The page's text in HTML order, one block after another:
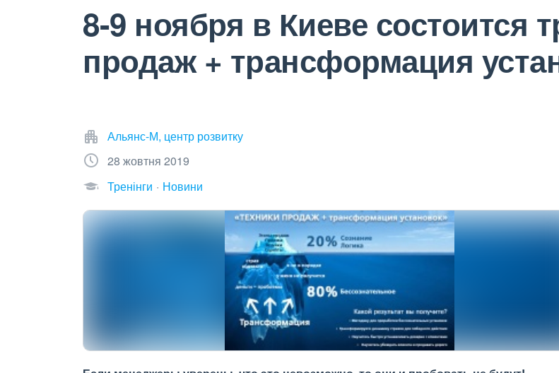
8-9 ноября в Киеве состоится
продаж + трансформация
Альянс-М, центр розвитку
28 жовтня 2019
Тренінги
Новини